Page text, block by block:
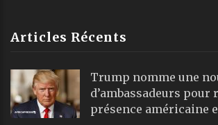
Articles Récents
Trump nomme une
d’ambassadeurs pour
présence américaine